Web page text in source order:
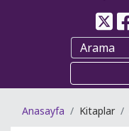
Anasayfa Kitaplar